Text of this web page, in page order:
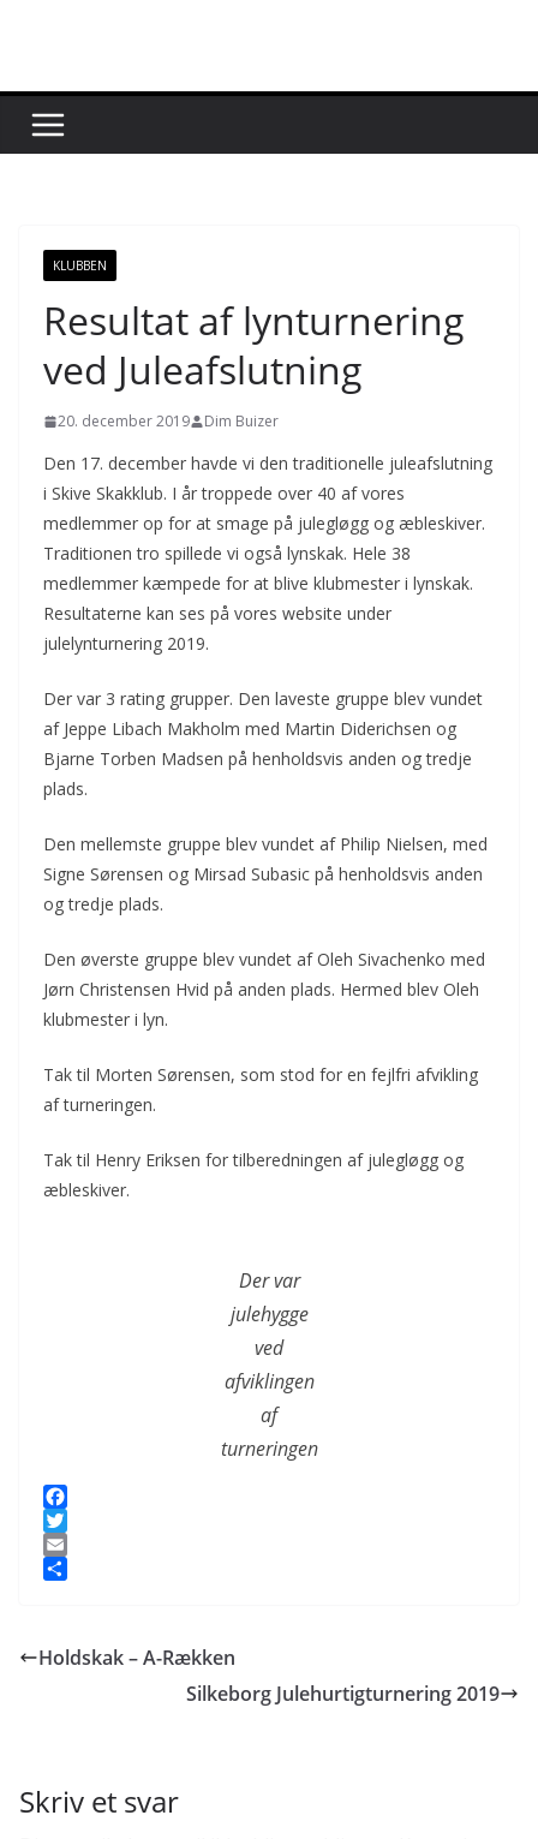
KLUBBEN
Resultat af lynturnering
ved Juleafslutning
20. december 2019 Dim Buizer
Den 17. december havde vi den traditionelle juleafslutning
i Skive Skakklub. I år troppede over 40 af vores
medlemmer op for at smage på julegløgg og æbleskiver.
Traditionen tro spillede vi også lynskak. Hele 38
medlemmer kæmpede for at blive klubmester i lynskak.
Resultaterne kan ses på vores website under
julelynturnering 2019.
Der var 3 rating grupper. Den laveste gruppe blev vundet
af Jeppe Libach Makholm med Martin Diderichsen og
Bjarne Torben Madsen på henholdsvis anden og tredje
plads.
Den mellemste gruppe blev vundet af Philip Nielsen, med
Signe Sørensen og Mirsad Subasic på henholdsvis anden
og tredje plads.
Den øverste gruppe blev vundet af Oleh Sivachenko med
Jørn Christensen Hvid på anden plads. Hermed blev Oleh
klubmester i lyn.
Tak til Morten Sørensen, som stod for en fejlfri afvikling
af turneringen.
Tak til Henry Eriksen for tilberedningen af julegløgg og
æbleskiver.
Der var
julehygge
ved
afviklingen
af
turneringen
F
a
c
o
T
w
e
E
lr
Holdskak – A-Rækken
Silkeborg Julehurtigturnering 2019
Skriv et svar